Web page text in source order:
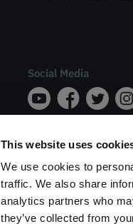
This website uses
We use cookies to
traffic. We also share
analytics partners who
they’ve collected from
Social Media